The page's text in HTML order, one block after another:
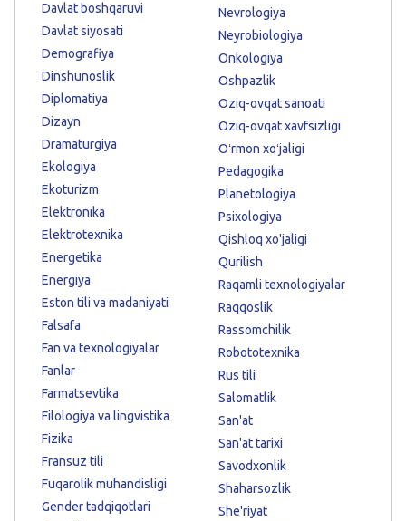
Davlat boshqaruvi
Davlat siyosati
Demografiya
Dinshunoslik
Diplomatiya
Dizayn
Dramaturgiya
Ekologiya
Ekoturizm
Elektronika
Elektrotexnika
Energetika
Energiya
Eston tili va madaniyati
Falsafa
Fan va texnologiyalar
Fanlar
Farmatsevtika
Filologiya va lingvistika
Fizika
Fransuz tili
Fuqarolik muhandisligi
Gender tadqiqotlari
Nevrologiya
Neyrobiologiya
Onkologiya
Oshpazlik
Oziq-ovqat sanoati
Oziq-ovqat xavfsizligi
Oʻrmon xoʻjaligi
Pedagogika
Planetologiya
Psixologiya
Qishloq xo'jaligi
Qurilish
Raqamli texnologiyalar
Raqqoslik
Rassomchilik
Robototexnika
Rus tili
Salomatlik
San'at
San'at tarixi
Savodxonlik
Shaharsozlik
She'riyat